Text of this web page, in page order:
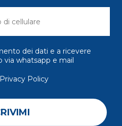
dei dati e a ricevere
via whatsapp e mail
Policy